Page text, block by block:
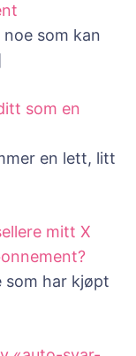
noe som kan
som en
en lett, litt
mitt X
som har kjøpt